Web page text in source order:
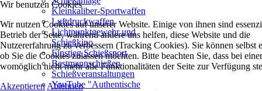
Kleinkaliber-Sportwaffen
Luftdruckwaffen
Lichtpunktgewehr und
Schießkino
Einstieg Schießsport
Bestmannschießen
Schießveranstaltungen
YouTube "Authentische
Wir benutzen Cookies
Wir nutzen Cookies auf unserer Website. Einige von ihnen sind
Betrieb der Seite, während andere uns helfen, diese Website und die
Nutzererfahrung zu verbessern (Tracking Cookies). Sie können selbst
ob Sie die Cookies zulassen möchten. Bitte beachten Sie, dass bei
womöglich nicht mehr alle Funktionalitäten der Seite zur Verfügung
Akzeptieren Ablehnen